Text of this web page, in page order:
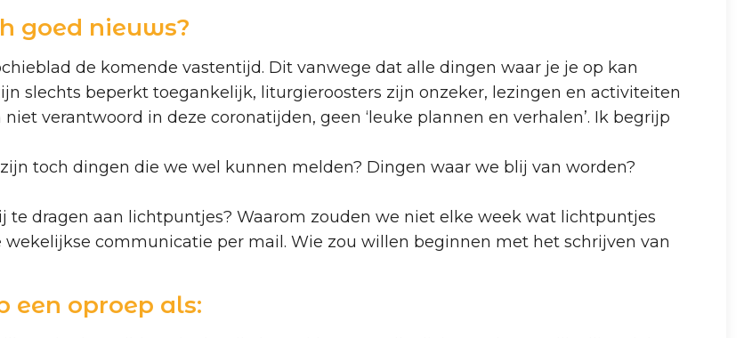
goed nieuws?
de komende vastentijd. Dit vanwege dat alle dingen waar je je op kan
slechts beperkt toegankelijk, liturgieroosters zijn onzeker, lezingen en activiteiten
verantwoord in deze coronatijden, geen ‘leuke plannen en verhalen’. Ik begrijp
toch dingen die we wel kunnen melden? Dingen waar we blij van worden?
dragen aan lichtpuntjes? Waarom zouden we niet elke week wat lichtpuntjes
communicatie per mail. Wie zou willen beginnen met het schrijven van
een oproep als: